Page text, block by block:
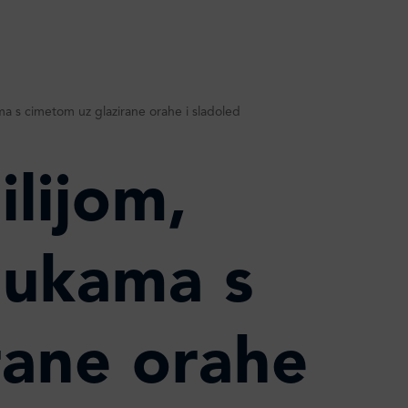
s cimetom uz glazirane orahe i sladoled
s
orahe